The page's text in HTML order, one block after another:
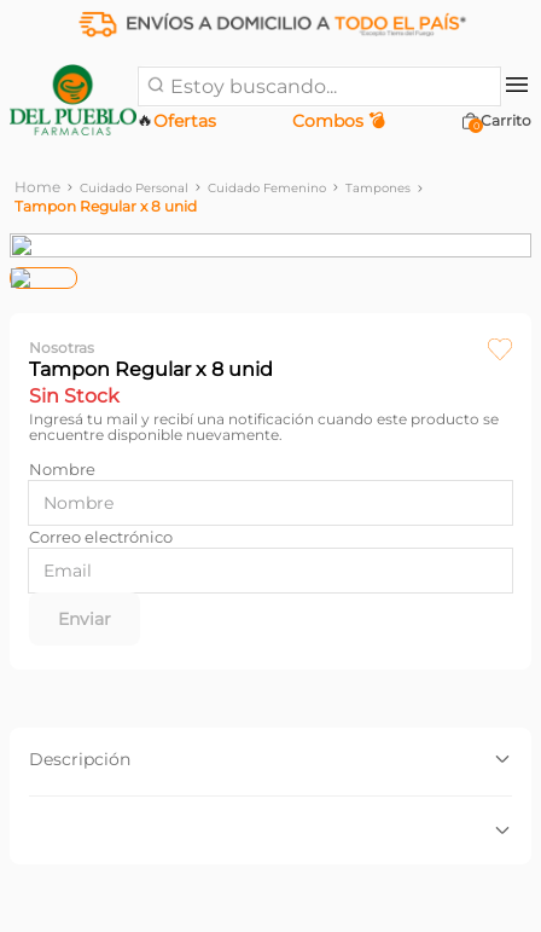
Estoy buscando...
Ofertas
🔥 Combos 💣 0
Cuidado Personal Cuidado Femenino Tampones
Tampon Regular x 8 unid
Nosotras
Tampon Regular x 8 unid
Sin Stock
Enviar
Descripción